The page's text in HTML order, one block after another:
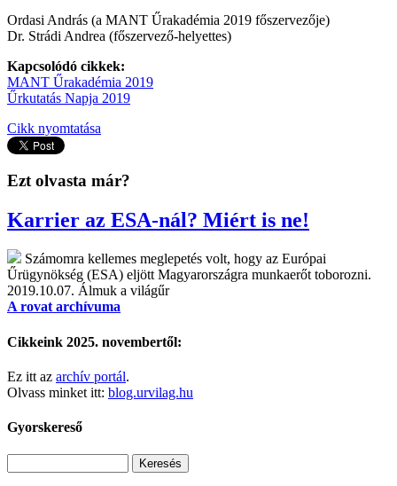
Ordasi András (a MANT Űrakadémia 2019 főszervezője)
Dr. Strádi Andrea (főszervező-helyettes)
Kapcsolódó cikkek:
MANT Űrakadémia 2019
Űrkutatás Napja 2019
Cikk nyomtatása
Ezt olvasta már?
Karrier az ESA-nál? Miért is ne!
Számomra kellemes meglepetés volt, hogy az Európai
Űrügynökség (ESA) eljött Magyarországra munkaerőt toborozni.
2019.10.07. Álmuk a világűr
A rovat archívuma
Cikkeink 2025. novembertől:
Ez itt az archív portál.
Olvass minket itt: blog.urvilag.hu
Gyorskereső